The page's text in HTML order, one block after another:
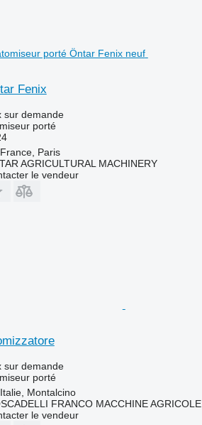
Fenix
sur demande
porté
France, Paris
AGRICULTURAL MACHINERY
le vendeur
sur demande
porté
Italie, Montalcino
FRANCO MACCHINE AGRICOLE
le vendeur